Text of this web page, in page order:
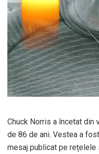
Chuck Norris a încetat din
de 86 de ani. Vestea a
mesaj publicat pe rețelele